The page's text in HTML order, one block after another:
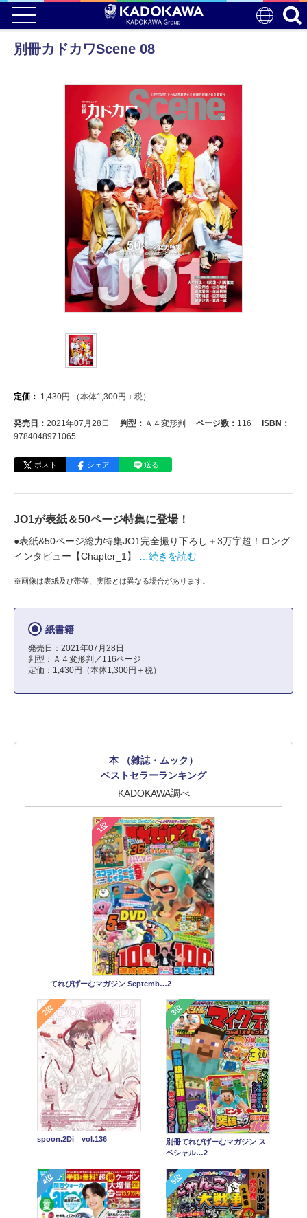
別冊カドカワScene 08
定価： 1,430円 （本体1,300円＋税）
発売日： 2021年07月28日 判型： Ａ４変形判 ページ数： 116
ISBN：
9784048971065
ポスト シェア 送る
JO1が表紙＆50ページ特集に登場！
●表紙&50ページ総力特集JO1完全撮り下ろし＋3万字超！ロング
インタビュー【Chapter_1】
…続きを読む
※画像は表紙及び帯等、実際とは異なる場合があります。
紙書籍
発売日：2021年07月28日
判型：Ａ４変形判／116ページ
定価：1,430円（本体1,300円＋税）
本 （雑誌・ムック）
ベストセラーランキング
KADOKAWA調べ
1位
てれびげーむマガジン Septemb…2
2位
spoon.2Di vol.136
3位
別冊てれびげーむマガジン ス
ペシャル…2
4位 5位